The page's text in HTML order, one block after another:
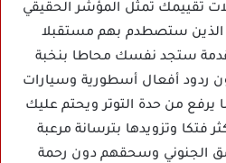
تقييمك تمثل المؤشر الحقيقي
الذين ستصطدم بهم مستقبلا
ستجد نفسك محاطا بنخبة
ردود أفعال أسطورية وسيارات
يرفع من حدة التوتر ويحتم عليك
فتكا وتزويدها بترسانة مرعبة
الجنوني وسحقهم دون رحمة